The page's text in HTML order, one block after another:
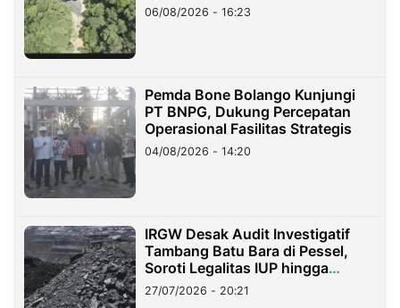
06/08/2026 - 16:23
Pemda Bone Bolango Kunjungi
PT BNPG, Dukung Percepatan
Operasional Fasilitas Strategis
04/08/2026 - 14:20
IRGW Desak Audit Investigatif
Tambang Batu Bara di Pessel,
Soroti Legalitas IUP hingga
Stockpile
27/07/2026 - 20:21